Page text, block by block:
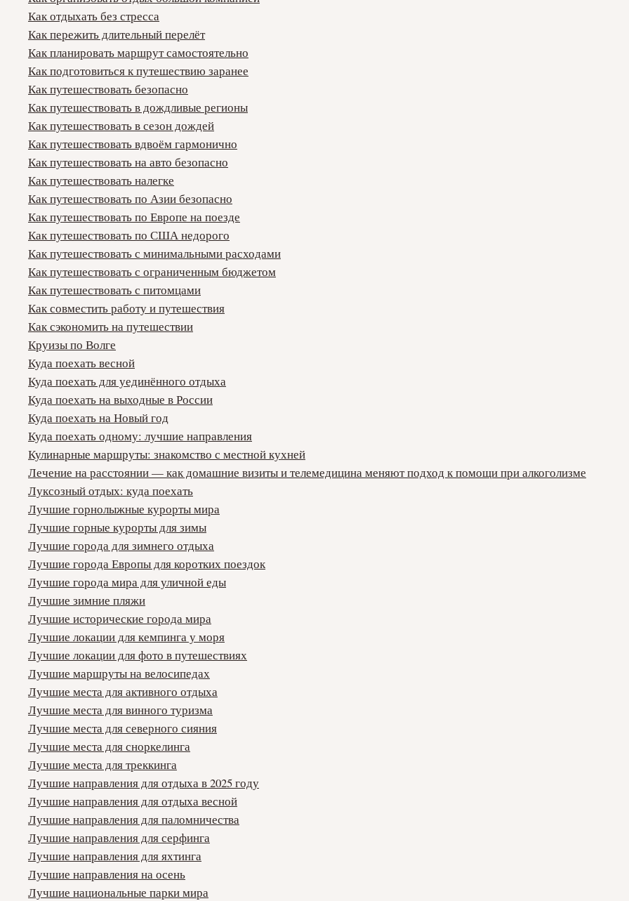
Как отдыхать без стресса
Как пережить длительный перелёт
Как планировать маршрут самостоятельно
Как подготовиться к путешествию заранее
Как путешествовать безопасно
Как путешествовать в дождливые регионы
Как путешествовать в сезон дождей
Как путешествовать вдвоём гармонично
Как путешествовать на авто безопасно
Как путешествовать налегке
Как путешествовать по Азии безопасно
Как путешествовать по Европе на поезде
Как путешествовать по США недорого
Как путешествовать с минимальными расходами
Как путешествовать с ограниченным бюджетом
Как путешествовать с питомцами
Как совместить работу и путешествия
Как сэкономить на путешествии
Круизы по Волге
Куда поехать весной
Куда поехать для уединённого отдыха
Куда поехать на выходные в России
Куда поехать на Новый год
Куда поехать одному: лучшие направления
Кулинарные маршруты: знакомство с местной кухней
Лечение на расстоянии — как домашние визиты и телемедицина меняют подход к помощи при алкоголизме
Луксозный отдых: куда поехать
Лучшие горнолыжные курорты мира
Лучшие горные курорты для зимы
Лучшие города для зимнего отдыха
Лучшие города Европы для коротких поездок
Лучшие города мира для уличной еды
Лучшие зимние пляжи
Лучшие исторические города мира
Лучшие локации для кемпинга у моря
Лучшие локации для фото в путешествиях
Лучшие маршруты на велосипедах
Лучшие места для активного отдыха
Лучшие места для винного туризма
Лучшие места для северного сияния
Лучшие места для сноркелинга
Лучшие места для треккинга
Лучшие направления для отдыха в 2025 году
Лучшие направления для отдыха весной
Лучшие направления для паломничества
Лучшие направления для серфинга
Лучшие направления для яхтинга
Лучшие направления на осень
Лучшие национальные парки мира